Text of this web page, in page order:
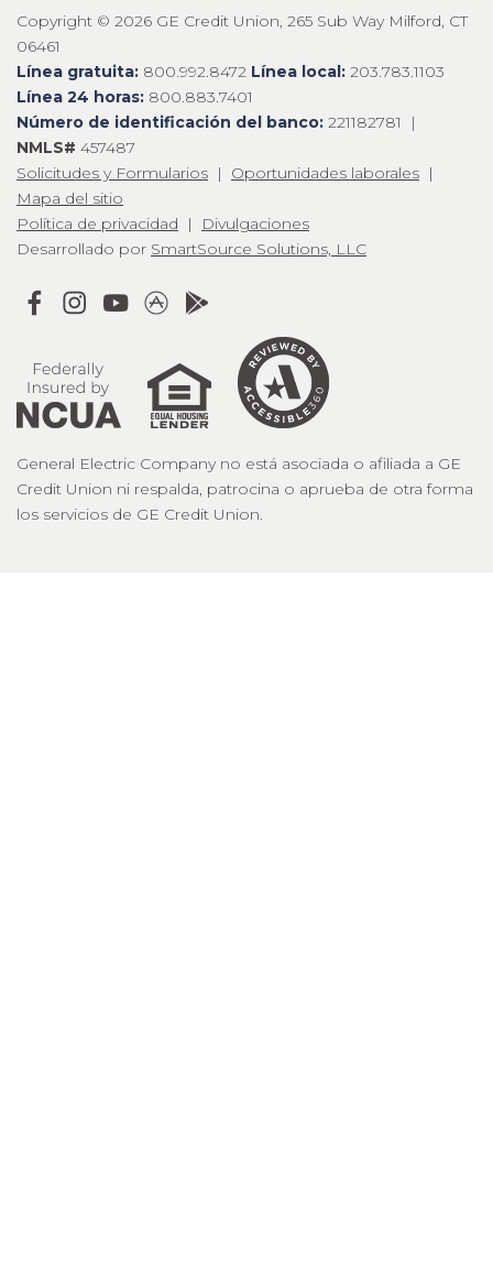
Copyright © 2026 GE Credit Union, 265 Sub Way Milford, CT
06461
Línea gratuita: 800.992.8472 Línea local: 203.783.1103
Línea 24 horas: 800.883.7401
Número de identificación del banco: 221182781 |
NMLS# 457487
Solicitudes y Formularios | Oportunidades laborales |
Mapa del sitio
Política de privacidad |
Divulgaciones
Desarrollado por SmartSource Solutions, LLC
General Electric Company no está asociada o afiliada a GE
Credit Union ni respalda, patrocina o aprueba de otra forma
los servicios de GE Credit Union.